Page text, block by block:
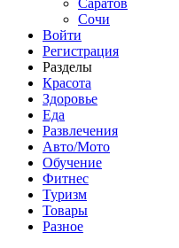
Саратов
Сочи
Войти
Регистрация
Разделы
Красота
Здоровье
Еда
Развлечения
Авто/Мото
Обучение
Фитнес
Туризм
Товары
Разное